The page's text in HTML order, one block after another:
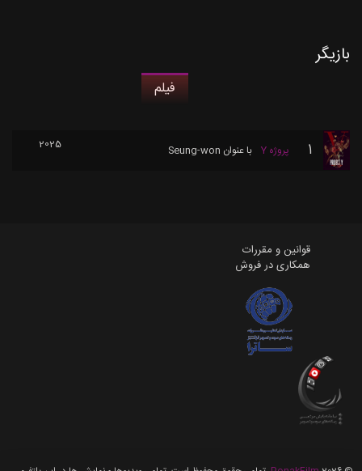
بازیگر
فیلم
1 پروژه Y با عنوان Seung-won
2025
قوانین و مقررات
همکاری در فروش